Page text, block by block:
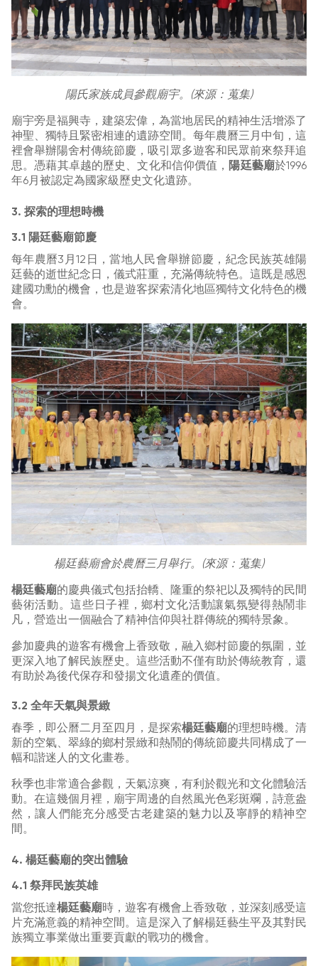
陽氏家族成員參觀廟宇。(來源：蒐集)
廟宇旁是福興寺，建築宏偉，為當地居民的精神生活增添了
神聖、獨特且緊密相連的遺跡空間。每年農曆三月中旬，這
裡會舉辦陽舍村傳統節慶，吸引眾多遊客和民眾前來祭拜追
思。憑藉其卓越的歷史、文化和信仰價值， 陽廷藝廟於1996
年6月被認定為國家級歷史文化遺跡。
3. 探索的理想時機
3.1 陽廷藝廟節慶
每年農曆3月12日，當地人民會舉辦節慶，紀念民族英雄陽
廷藝的逝世紀念日，儀式莊重，充滿傳統特色。這既是感恩
建國功勳的機會，也是遊客探索清化地區獨特文化特色的機
會。
楊廷藝廟會於農曆三月舉行。(來源：蒐集)
楊廷藝廟的慶典儀式包括抬轎、隆重的祭祀以及獨特的民間
藝術活動。這些日子裡，鄉村文化活動讓氣氛變得熱鬧非
凡，營造出一個融合了精神信仰與社群傳統的獨特景象。
參加慶典的遊客有機會上香致敬，融入鄉村節慶的氛圍，並
更深入地了解民族歷史。這些活動不僅有助於傳統教育，還
有助於為後代保存和發揚文化遺產的價值。
3.2 全年天氣與景緻
春季，即公曆二月至四月，是探索楊廷藝廟的理想時機。清
新的空氣、翠綠的鄉村景緻和熱鬧的傳統節慶共同構成了一
幅和諧迷人的文化畫卷。
秋季也非常適合參觀，天氣涼爽，有利於觀光和文化體驗活
動。在這幾個月裡，廟宇周邊的自然風光色彩斑斕，詩意盎
然，讓人們能充分感受古老建築的魅力以及寧靜的精神空
間。
4. 楊廷藝廟的突出體驗
4.1 祭拜民族英雄
當您抵達楊廷藝廟時，遊客有機會上香致敬，並深刻感受這
片充滿意義的精神空間。這是深入了解楊廷藝生平及其對民
族獨立事業做出重要貢獻的戰功的機會。